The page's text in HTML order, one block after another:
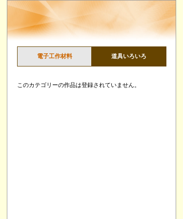
電子工作材料 道具いろいろ
このカテゴリーの作品は登録されていません。